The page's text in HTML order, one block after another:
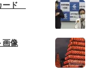
ード
像